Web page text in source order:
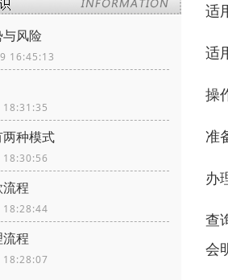
风险
16:45:13
种模式
程
程
适
适
操
准
办
查
会